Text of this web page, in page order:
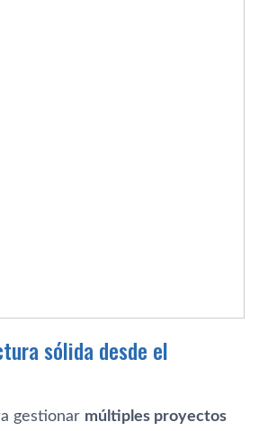
sólida desde el
gestionar múltiples proyectos